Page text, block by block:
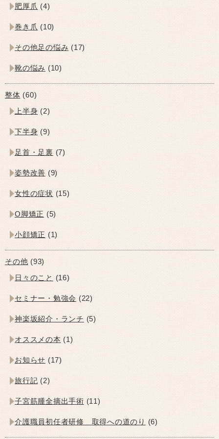
肥厚爪 (4)
巻き爪 (10)
その他足の悩み (17)
靴の悩み (10)
整体 (60)
上半身 (2)
下半身 (9)
足首・足裏 (7)
姿勢改善 (9)
女性の症状 (15)
O脚矯正 (5)
小顔矯正 (1)
その他 (93)
日々のこと (16)
セミナー・勉強会 (22)
神楽坂紹介・ランチ (5)
オススメの本 (1)
お知らせ (17)
旅行記 (2)
子宮筋腫全摘出手術 (11)
介護職員初任者研修 取得への道のり (6)